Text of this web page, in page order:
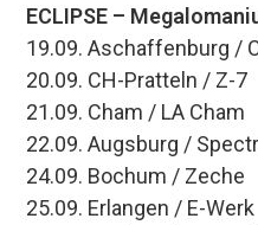
ECLIPSE –
19.09. Aschaffenburg /
20.09. CH-Pratteln / Z-7
21.09. Cham / LA Cham
22.09. Augsburg /
24.09. Bochum / Zeche
25.09. Erlangen / E-Werk